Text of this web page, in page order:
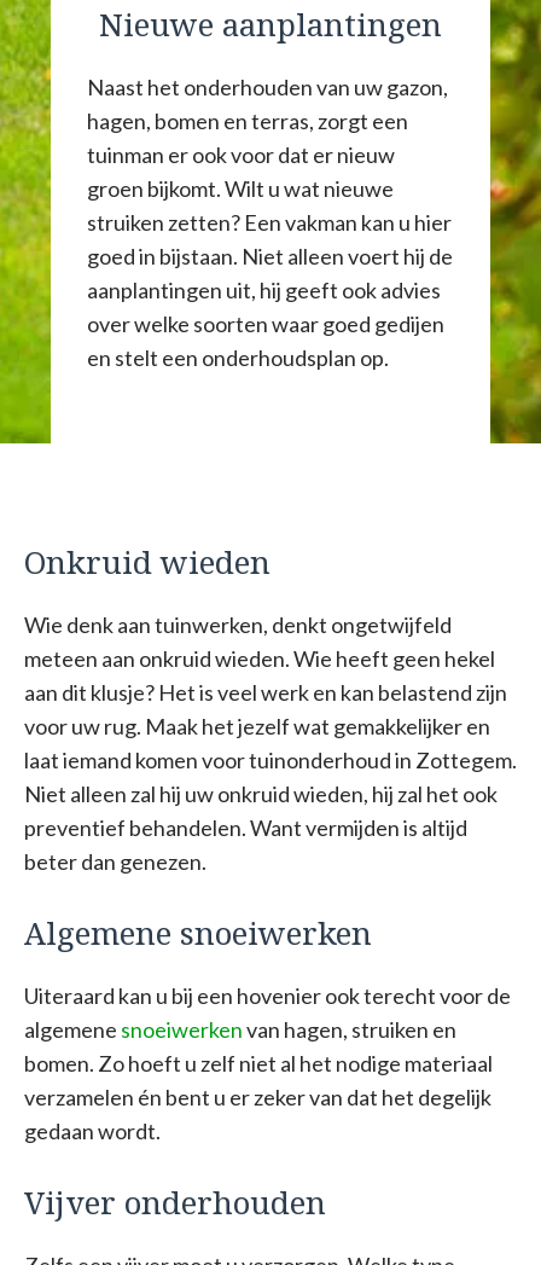
Nieuwe aanplantingen
Naast het onderhouden van uw gazon,
hagen, bomen en terras, zorgt een
tuinman er ook voor dat er nieuw
groen bijkomt. Wilt u wat nieuwe
struiken zetten? Een vakman kan u hier
goed in bijstaan. Niet alleen voert hij de
aanplantingen uit, hij geeft ook advies
over welke soorten waar goed gedijen
en stelt een onderhoudsplan op.
Onkruid wieden
Wie denk aan tuinwerken, denkt ongetwijfeld
meteen aan onkruid wieden. Wie heeft geen hekel
aan dit klusje? Het is veel werk en kan belastend zijn
voor uw rug. Maak het jezelf wat gemakkelijker en
laat iemand komen voor tuinonderhoud in Zottegem.
Niet alleen zal hij uw onkruid wieden, hij zal het ook
preventief behandelen. Want vermijden is altijd
beter dan genezen.
Algemene snoeiwerken
Uiteraard kan u bij een hovenier ook terecht voor de
algemene snoeiwerkenvan hagen, struiken en
bomen. Zo hoeft u zelf niet al het nodige materiaal
verzamelen én bent u er zeker van dat het degelijk
gedaan wordt.
Vijver onderhouden